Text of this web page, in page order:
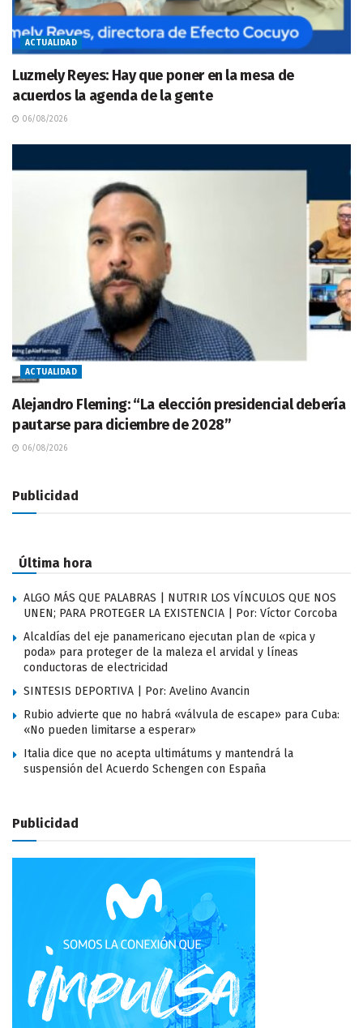
ACTUALIDAD
Luzmely Reyes: Hay que poner en la mesa de
acuerdos la agenda de la gente
06/08/2026
ACTUALIDAD
Alejandro Fleming: “La elección presidencial debería
pautarse para diciembre de 2028”
06/08/2026
Publicidad
Última hora
ALGO MÁS QUE PALABRAS | NUTRIR LOS VÍNCULOS QUE NOS
UNEN; PARA PROTEGER LA EXISTENCIA | Por: Víctor Corcoba
Alcaldías del eje panamericano ejecutan plan de «pica y
poda» para proteger de la maleza el arvidal y líneas
conductoras de electricidad
SINTESIS DEPORTIVA | Por: Avelino Avancin
Rubio advierte que no habrá «válvula de escape» para Cuba:
«No pueden limitarse a esperar»
Italia dice que no acepta ultimátums y mantendrá la
suspensión del Acuerdo Schengen con España
Publicidad